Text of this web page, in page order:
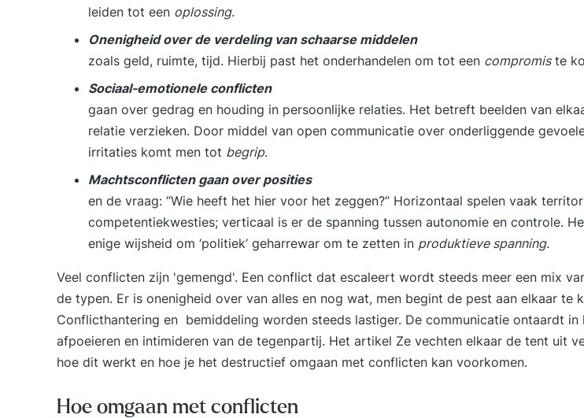
leiden tot een oplossing.
Onenigheid over de verdeling van schaarse middelen
zoals geld, ruimte, tijd. Hierbij past het onderhandelen om tot een compromiste
Sociaal-emotionele conflicten
gaan over gedrag en houding in persoonlijke relaties. Het betreft beelden van
relatie verzieken. Door middel van open communicatie over onderliggende
irritaties komt men tot begrip.
Machtsconflicten gaan over posities
en de vraag: “Wie heeft het hier voor het zeggen?” Horizontaal spelen vaak
competentiekwesties; verticaal is er de spanning tussen autonomie en controle.
enige wijsheid om ‘politiek’ geharrewar om te zetten in produktieve spanning.
Veel conflicten zijn 'gemengd'. Een conflict dat escaleert wordt steeds meer een mix
de typen. Er is onenigheid over van alles en nog wat, men begint de pest aan elkaar te
Conflicthantering en bemiddeling worden steeds lastiger. De communicatie ontaardt in
afpoeieren en intimideren van de tegenpartij. Het artikel Ze vechten elkaar de tent uit
hoe dit werkt en hoe je het destructief omgaan met conflicten kan voorkomen.
Hoe omgaan met conflicten